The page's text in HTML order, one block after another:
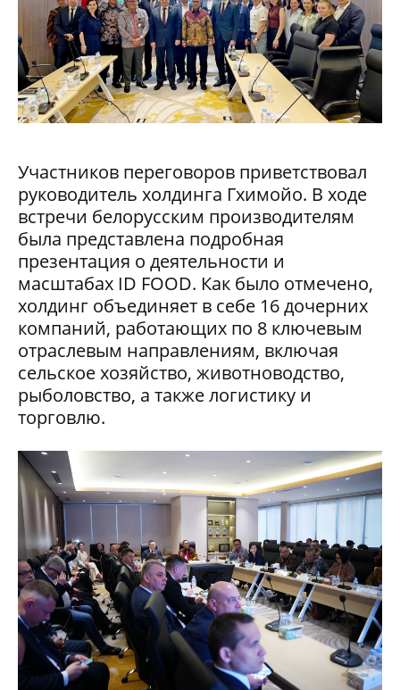
Участников переговоров приветствовал
руководитель холдинга Гхимойо. В ходе
встречи белорусским производителям
была представлена подробная
презентация о деятельности и
масштабах ID FOOD. Как было отмечено,
холдинг объединяет в себе 16 дочерних
компаний, работающих по 8 ключевым
отраслевым направлениям, включая
сельское хозяйство, животноводство,
рыболовство, а также логистику и
торговлю.